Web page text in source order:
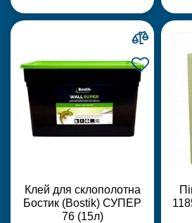
Клей для склополотна
Бостик (Bostik) СУПЕР
76 (15л)